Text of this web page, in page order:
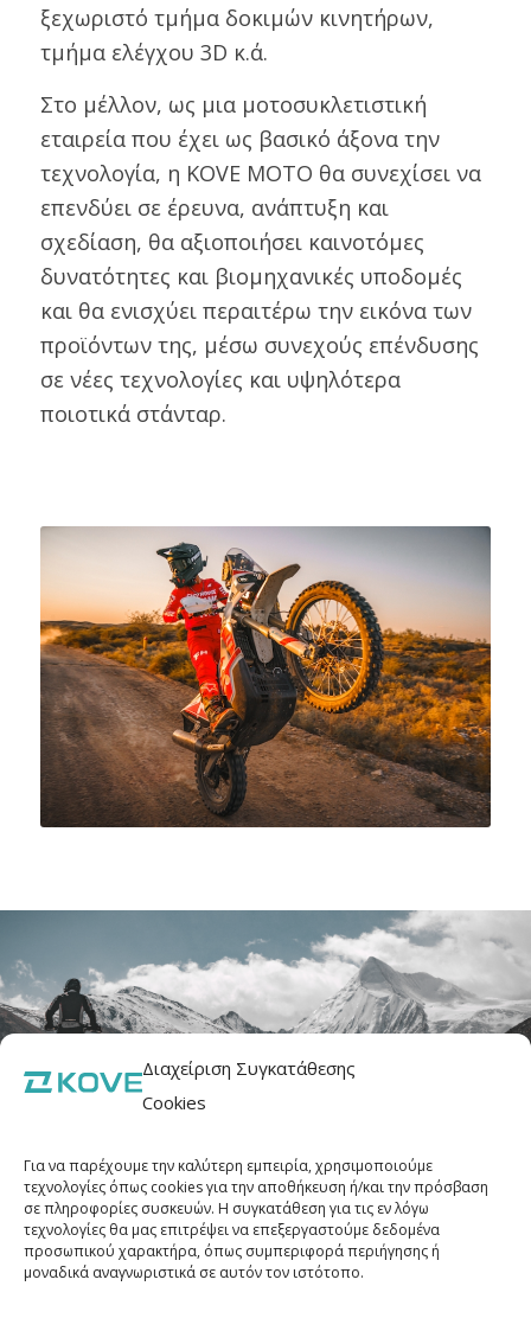
Διαχείριση Συγκατάθεσης
Cookies
Για να παρέχουμε την καλύτερη εμπειρία, χρησιμοποιούμε
τεχνολογίες όπως cookies για την αποθήκευση ή/και την πρόσβαση
σε πληροφορίες συσκευών. Η συγκατάθεση για τις εν λόγω
τεχνολογίες θα μας επιτρέψει να επεξεργαστούμε δεδομένα
προσωπικού χαρακτήρα, όπως συμπεριφορά περιήγησης ή
μοναδικά αναγνωριστικά σε αυτόν τον ιστότοπο.
ξεχωριστό τμήμα δοκιμών κινητήρων,
τμήμα ελέγχου 3D κ.ά.
Στο μέλλον, ως μια μοτοσυκλετιστική
εταιρεία που έχει ως βασικό άξονα την
τεχνολογία, η KOVE MOTO θα συνεχίσει να
επενδύει σε έρευνα, ανάπτυξη και
σχεδίαση, θα αξιοποιήσει καινοτόμες
δυνατότητες και βιομηχανικές υποδομές
και θα ενισχύει περαιτέρω την εικόνα των
προϊόντων της, μέσω συνεχούς επένδυσης
σε νέες τεχνολογίες και υψηλότερα
ποιοτικά στάνταρ.